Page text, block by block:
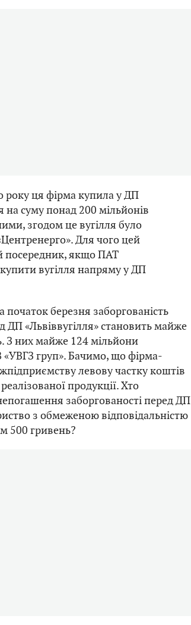
року ця фірма купила у ДП
на суму понад 200 мільйонів
згодом це вугілля було
Для чого цей
посередник, якщо ПАТ
вугілля напряму у ДП
початок березня заборгованість
ДП «Львіввугілля» становить майже
З них майже 124 мільйони
«УВГЗ груп». Бачимо, що фірма-
левову частку коштів
продукції. Хто
заборгованості перед ДП
з обмеженою відповідальністю
500 гривень?